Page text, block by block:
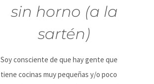
sin horno (a la
sartén)
Soy consciente de que hay gente que
tiene cocinas muy pequeñas y/o poco